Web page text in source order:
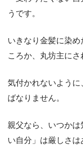
うです。
いきなり金髪に染
ころか、丸坊主にさ
気付かれないよう
ばなりません。
親父なら、いつか
い自分」は厳しさ